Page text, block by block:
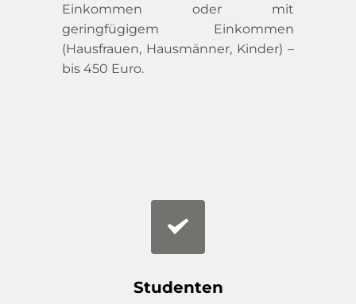
Einkommen oder mit
geringfügigem Einkommen
(Hausfrauen, Hausmänner, Kinder) –
bis 450 Euro.
Studenten